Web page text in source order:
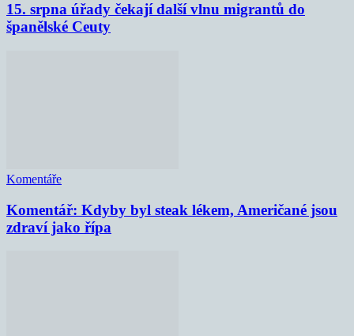
15. srpna úřady čekají další vlnu migrantů do
španělské Ceuty
Komentáře
Komentář: Kdyby byl steak lékem, Američané jsou
zdraví jako řípa